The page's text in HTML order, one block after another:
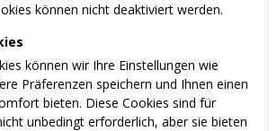
können nicht deaktiviert werden.
können wir Ihre Einstellungen wie
Präferenzen speichern und Ihnen einen
bieten. Diese Cookies sind für
unbedingt erforderlich, aber sie bieten